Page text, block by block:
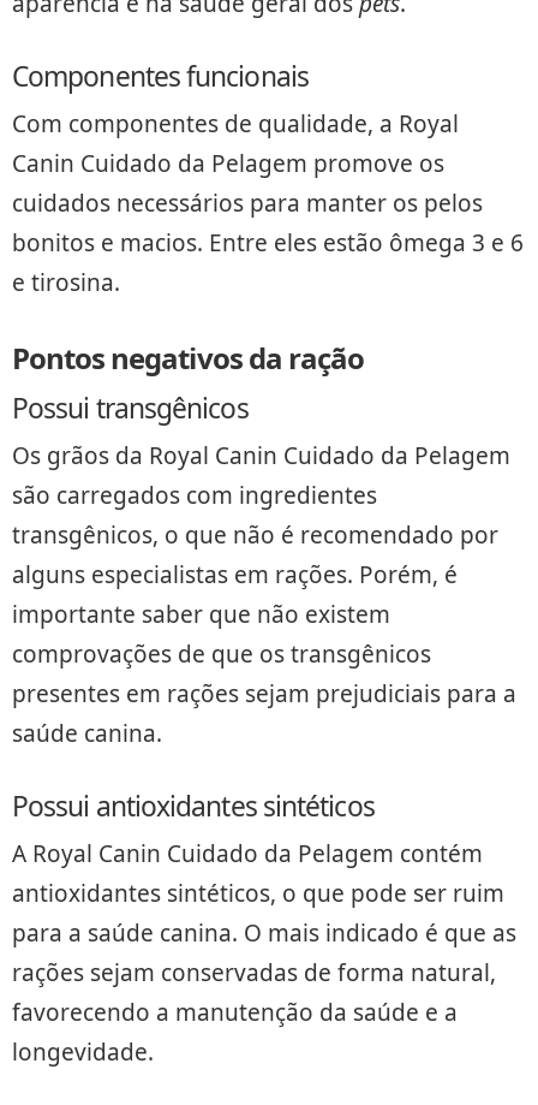
Componentes funcionais
Com componentes de qualidade, a Royal
Canin Cuidado da Pelagem promove os
cuidados necessários para manter os pelos
bonitos e macios. Entre eles estão ômega 3 e 6
e tirosina.
Pontos negativos da ração
Possui transgênicos
Os grãos da Royal Canin Cuidado da Pelagem
são carregados com ingredientes
transgênicos, o que não é recomendado por
alguns especialistas em rações. Porém, é
importante saber que não existem
comprovações de que os transgênicos
presentes em rações sejam prejudiciais para a
saúde canina.
Possui antioxidantes sintéticos
A Royal Canin Cuidado da Pelagem contém
antioxidantes sintéticos, o que pode ser ruim
para a saúde canina. O mais indicado é que as
rações sejam conservadas de forma natural,
favorecendo a manutenção da saúde e a
longevidade.